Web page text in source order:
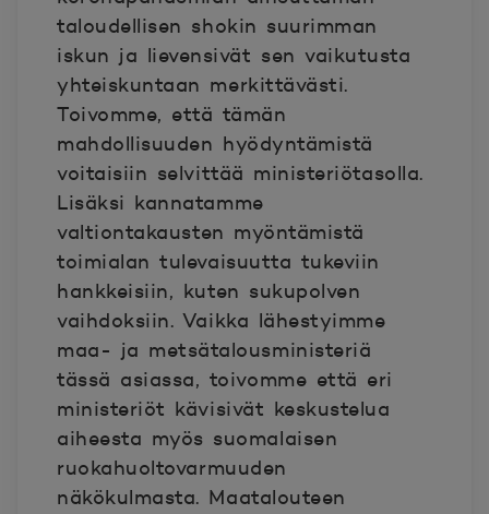
taloudellisen shokin suurimman
iskun ja lievensivät sen vaikutusta
yhteiskuntaan merkittävästi.
Toivomme, että tämän
mahdollisuuden hyödyntämistä
voitaisiin selvittää ministeriötasolla.
Lisäksi kannatamme
valtiontakausten myöntämistä
toimialan tulevaisuutta tukeviin
hankkeisiin, kuten sukupolven
vaihdoksiin. Vaikka lähestyimme
maa- ja metsätalousministeriä
tässä asiassa, toivomme että eri
ministeriöt kävisivät keskustelua
aiheesta myös suomalaisen
ruokahuoltovarmuuden
näkökulmasta. Maatalouteen